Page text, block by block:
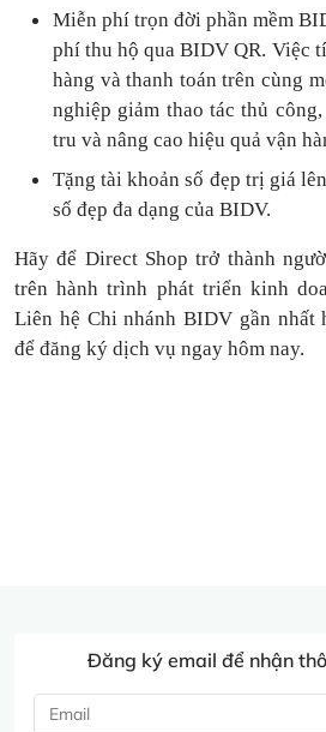
Miễn phí trọn đời phần mềm
phí thu hộ qua BIDV QR. Việc
hàng và thanh toántrên cùng
nghiệp giảm thao tác thủ
tru và nâng cao hiệu quả vận
Tặngtài khoản số đẹp trị giá
số đẹp đa dạng của BIDV.
Hãy để Direct Shop trở thành
trên hành trình phát triển kinh
Liên hệ Chi nhánh BIDV gần nhất
để đăng ký dịch vụ ngay hôm nay.
Đăng ký email để nhận